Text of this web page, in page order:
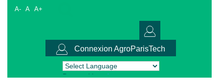
A- A A+
Connexion AgroParisTech
Powered by Translate